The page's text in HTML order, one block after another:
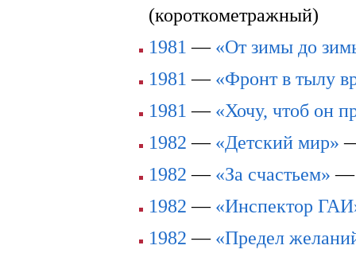
(короткометражный)
1981 — «От зимы до
1981 — «Фронт в тылу
1981 — «Хочу, чтоб он
1982 — «Детский мир»
1982 — «За счастьем»
1982 — «Инспектор
1982 — «Предел